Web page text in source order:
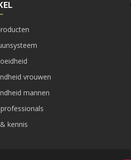
vrouwen
mannen
kennis